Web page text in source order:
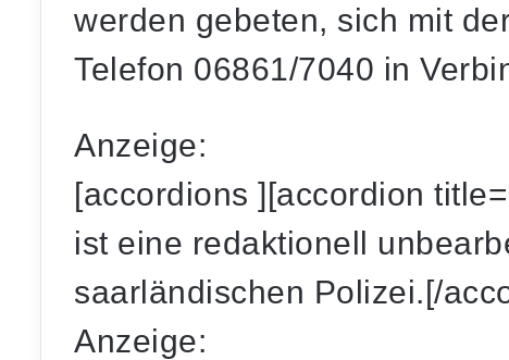
werden gebeten, sich mit
Telefon 06861/7040 in
Anzeige:
[accordions ][accordion
ist eine redaktionell
saarländischen Polizei.[/
Anzeige: